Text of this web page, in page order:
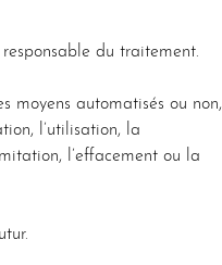
du traitement.
moyens automatisés ou non,
l’utilisation, la
l’effacement ou la